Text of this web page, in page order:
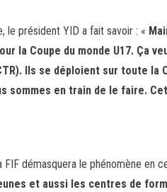
le président YID a fait savoir : «
la Coupe du monde U17. Ça
Ils se déploient sur toute la
sommes en train de le faire.
démasquera le phénomène en
et aussi les centres de